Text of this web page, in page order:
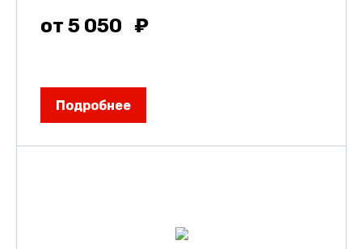
от 5 050
Подробнее